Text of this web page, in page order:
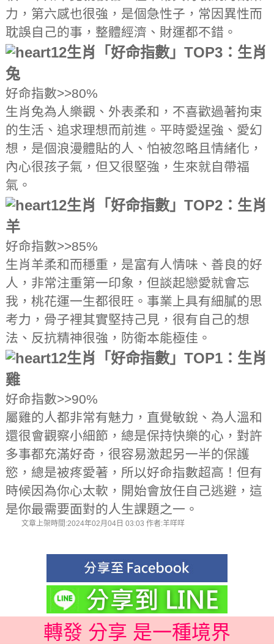
力，第六感也很強，是個急性子，常因異性而
耽誤自己的事，整體經濟、財運都不錯。
12生肖「好命指數」TOP3：生肖
兔
好命指數>>80%
生肖兔為人樂觀、外表柔和，不喜歡過著拘束
的生活、追求理想而前進。平時愛逞強、愛幻
想，是個浪漫體貼的人、怕被忽略且情緒化，
內心很孩子氣，但又很堅強，生來就自帶福
氣。
12生肖「好命指數」TOP2：生肖
羊
好命指數>>85%
生肖羊柔和而穩重，是富有人情味、善良的好
人，非常注重第一印象，但談起戀愛就會忘
我，桃花運一生都很旺。事業上具有細膩的思
考力，骨子裡其實堅持己見，很有自己的想
法、反抗精神很強，防衛本能極佳。
12生肖「好命指數」TOP1：生肖
雞
好命指數>>90%
屬雞的人都非常有魅力，直覺敏銳、為人溫和
還很會觀察小細節，總是保持快樂的心，對許
多事都充滿好奇，很容易激起另一半的保護
慾，總是被疼愛著，所以好命指數超高！但有
時候因為你心太軟，開始會放任自己逃避，這
是你最需要面對的人生課題之一。
文章上架時間:2024年02月04日 03:03 作者:羊咩咩
轉發 分享 是一種境界